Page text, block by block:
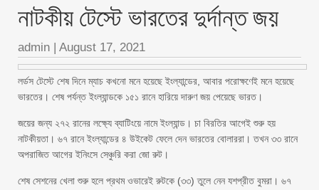
নাটকীয় টেস্টে ভারতের দুর্দান্ত জয়
admin | August 17, 2021
লর্ডস টেস্টে শেষ দিনে ম্যাচ কখনো মনে হয়েছে ইংল্যান্ডের, আবার পরোক্ষণেই মনে হয়েছে
ভারতের। শেষ পর্যন্ত ইংল্যান্ডকে ১৫১ রানে হারিয়ে দারুণ জয় পেয়েছে ভারত।
জয়ের জন্য ২৭২ রানের লক্ষ্যে ব্যাটিংয়ে নামে ইংল্যান্ড। চা বিরতির আগেই শুরু হয়
নাটকীয়তা। ৬৭ রানে ইংল্যান্ডের ৪ উইকেট ফেলে দেন ভারতের বোলাররা। তখন ৩৩ রানে
অপরাজিত আগের ইনিংসে সেঞ্চুরি করা জো রুট।
শেষ সেশনের খেলা শুরু হলে প্রথম ওভারেই রুটকে (৩৩) তুলে নেন যশপ্রীত বুমরা। ৬৭